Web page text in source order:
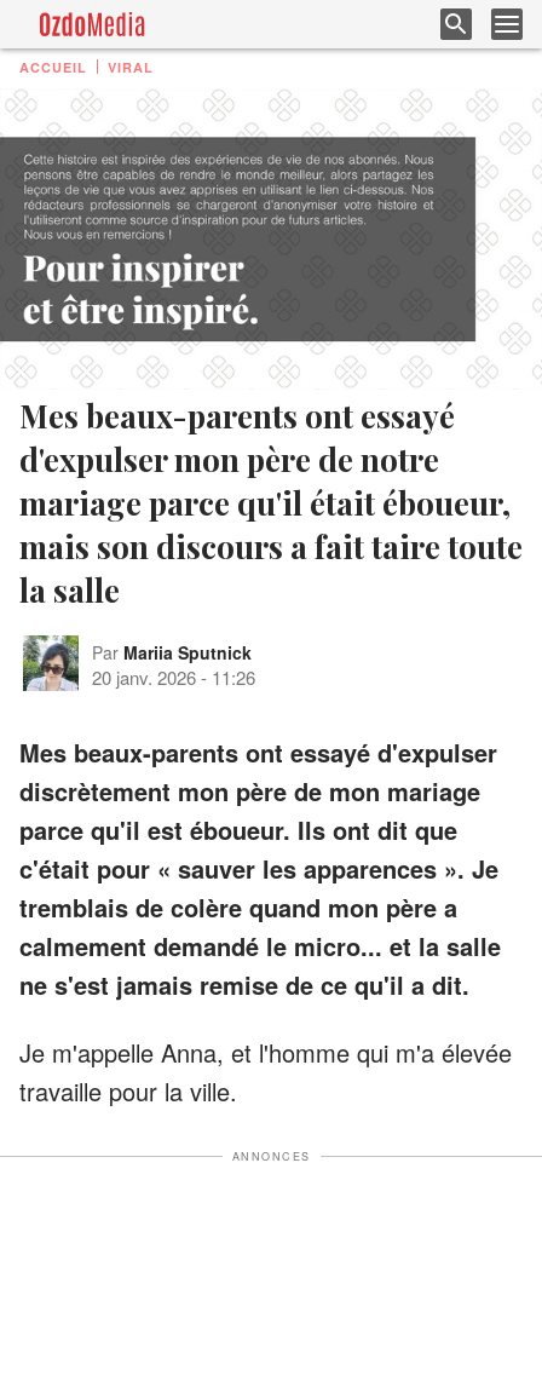
ACCUEIL VIRAL
Mes beaux-parents ont essayé
d'expulser mon père de notre
mariage parce qu'il était éboueur,
mais son discours a fait taire toute
la salle
Par Mariia Sputnick
20 janv. 2026- 11:26
Mes beaux-parents ont essayé d'expulser
discrètement mon père de mon mariage
parce qu'il est éboueur. Ils ont dit que
c'était pour « sauver les apparences ». Je
tremblais de colère quand mon père a
calmement demandé le micro... et la salle
ne s'est jamais remise de ce qu'il a dit.
Je m'appelle Anna, et l'homme qui m'a élevée
travaille pour la ville.
ANNONCES